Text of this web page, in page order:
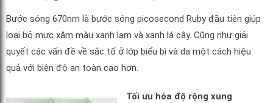
Bước sóng 670nm là bước sóng picosecond Ruby đầu tiên giúp
loại bỏ mực xăm màu xanh lam và xanh lá cây. Cũng như giải
quyết các vấn đề về sắc tố ở lớp biểu bì và da một cách hiệu
quả với biên độ an toàn cao hơn.
Tối ưu hóa độ rộng xung